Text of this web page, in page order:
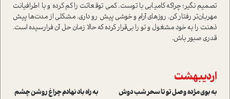
تصمیم نگیر؛ چراکه کامیابی با توست. کمی ‌توقعاتت را کم کرده و با اطرافیانت
مهربان‌تر رفتار کن. روزهای آرام و خوشی پیش رو داری. مشکلی از مدت‌ها پیش
ذهنت را به خود مشغول و تو را بی‌قرار کرده که حالا زمان حل‌ آن فرارسیده است.
قدری صبور باش.
اردیبهشت
به بوی مژده وصل تو تا سحر شب دوش به راه باد نهادم چراغ روشن چشم